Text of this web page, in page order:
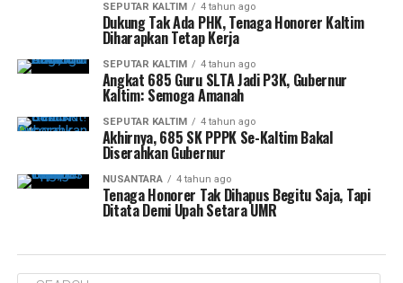
SEPUTAR KALTIM 4 tahun ago
Dukung Tak Ada PHK, Tenaga Honorer Kaltim
Diharapkan Tetap Kerja
SEPUTAR KALTIM 4 tahun ago
Angkat 685 Guru SLTA Jadi P3K, Gubernur
Kaltim: Semoga Amanah
SEPUTAR KALTIM 4 tahun ago
Akhirnya, 685 SK PPPK Se-Kaltim Bakal
Diserahkan Gubernur
NUSANTARA 4 tahun ago
Tenaga Honorer Tak Dihapus Begitu Saja, Tapi
Ditata Demi Upah Setara UMR